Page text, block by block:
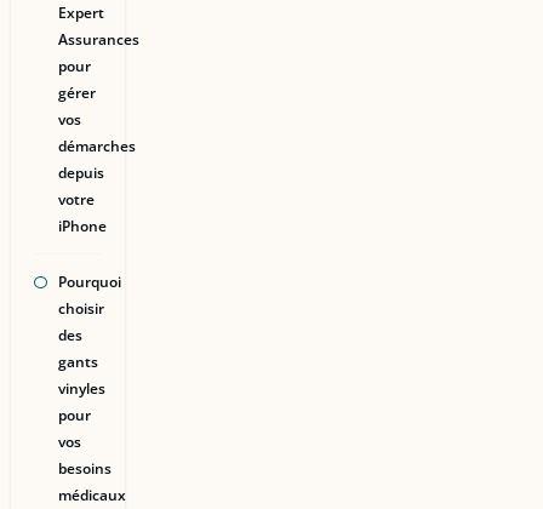
Expert
Assurances
pour
gérer
vos
démarches
depuis
votre
iPhone
Pourquoi
choisir
des
gants
vinyles
pour
vos
besoins
médicaux